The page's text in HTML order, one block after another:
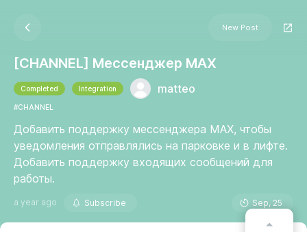
New Post
[CHANNEL] Мессенджер MAX
Completed Integration matteo
#CHANNEL
Добавить поддержку мессенджера MAX, чтобы
уведомления отправлялись на парковке и в лифте.
Добавить поддержку входящих сообщений для
работы.
a year ago Subscribe Sep, 25